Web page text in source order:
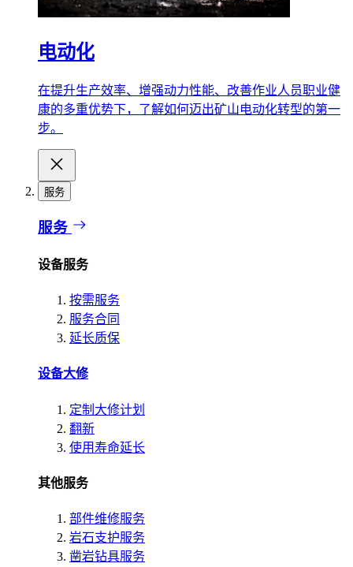
电动化
在提升生产效率、增强动力性能、改善作业人员职业健
康的多重优势下，了解如何迈出矿山电动化转型的第一
步。
服务
服务
设备服务
按需服务
服务合同
延长质保
设备大修
定制大修计划
翻新
使用寿命延长
其他服务
部件维修服务
岩石支护服务
凿岩钻具服务